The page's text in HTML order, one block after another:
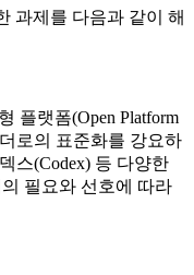
과제를 다음과 같이 해
플랫폼(Open Platform
로의 표준화를 강요하
스(Codex) 등 다양한
필요와 선호에 따라